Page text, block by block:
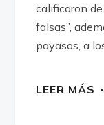
calificaron
falsas”,
payasos, a
LEER MÁS